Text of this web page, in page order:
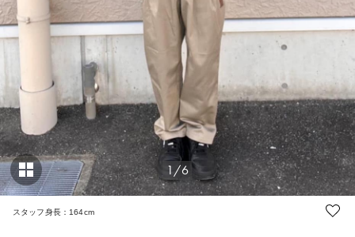
1/6
スタッフ身長：164cm